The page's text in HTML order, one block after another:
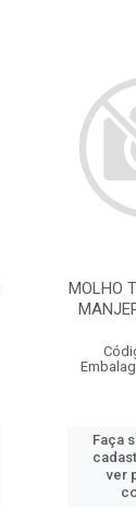
MOLHO
Faça
ver